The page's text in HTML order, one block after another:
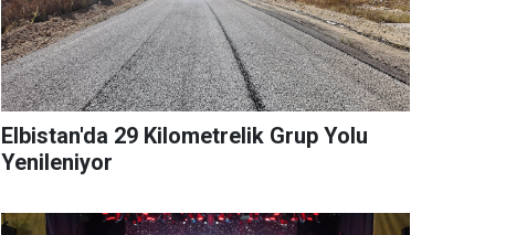
Elbistan'da 29 Kilometrelik Grup Yolu
Yenileniyor